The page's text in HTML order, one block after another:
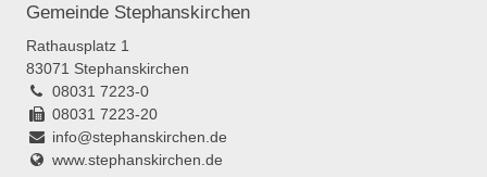
Gemeinde Stephanskirchen
Rathausplatz 1
83071 Stephanskirchen
08031 7223-0
08031 7223-20
info@stephanskirchen.de
www.stephanskirchen.de